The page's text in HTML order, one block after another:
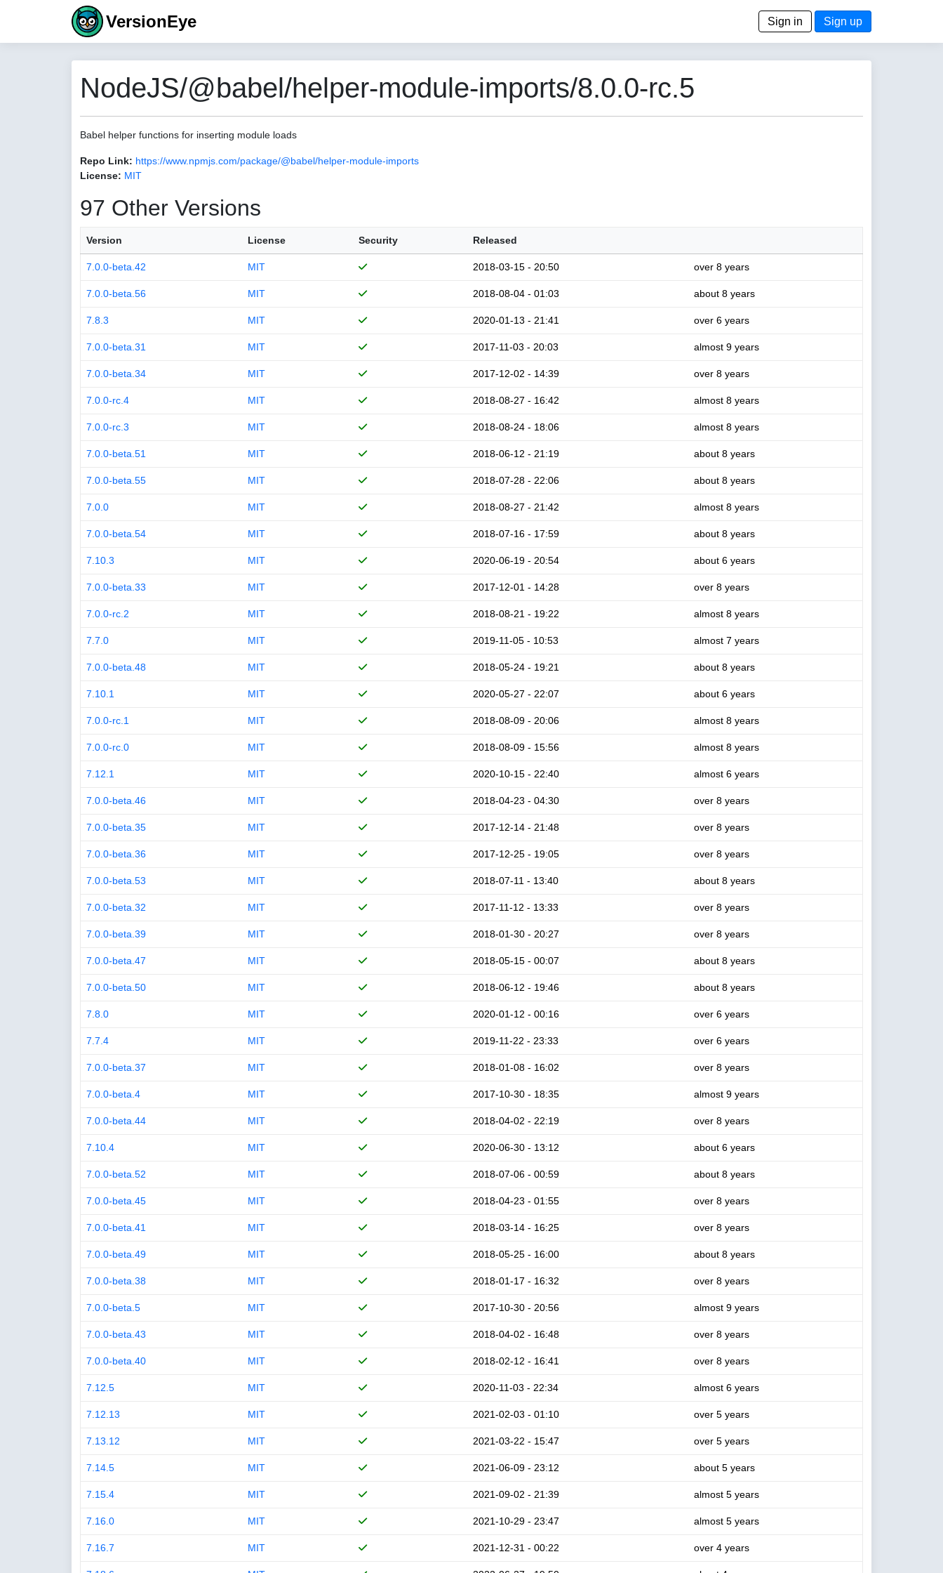
VersionEye Sign in Sign up
NodeJS/@babel/helper-module-imports/8.0.0-rc.5
Babel helper functions for inserting module loads
Repo Link: https://www.npmjs.com/package/@babel/helper-module-imports
License: MIT
97 Other Versions
Version License Security Released
7.0.0-beta.42 MIT 2018-03-15 - 20:50 over 8 years
7.0.0-beta.56 MIT 2018-08-04 - 01:03 about 8 years
7.8.3 MIT 2020-01-13 - 21:41 over 6 years
7.0.0-beta.31 MIT 2017-11-03 - 20:03 almost 9 years
7.0.0-beta.34 MIT 2017-12-02 - 14:39 over 8 years
7.0.0-rc.4 MIT 2018-08-27 - 16:42 almost 8 years
7.0.0-rc.3 MIT 2018-08-24 - 18:06 almost 8 years
7.0.0-beta.51 MIT 2018-06-12 - 21:19 about 8 years
7.0.0-beta.55 MIT 2018-07-28 - 22:06 about 8 years
7.0.0 MIT 2018-08-27 - 21:42 almost 8 years
7.0.0-beta.54 MIT 2018-07-16 - 17:59 about 8 years
7.10.3 MIT 2020-06-19 - 20:54 about 6 years
7.0.0-beta.33 MIT 2017-12-01 - 14:28 over 8 years
7.0.0-rc.2 MIT 2018-08-21 - 19:22 almost 8 years
7.7.0 MIT 2019-11-05 - 10:53 almost 7 years
7.0.0-beta.48 MIT 2018-05-24 - 19:21 about 8 years
7.10.1 MIT 2020-05-27 - 22:07 about 6 years
7.0.0-rc.1 MIT 2018-08-09 - 20:06 almost 8 years
7.0.0-rc.0 MIT 2018-08-09 - 15:56 almost 8 years
7.12.1 MIT 2020-10-15 - 22:40 almost 6 years
7.0.0-beta.46 MIT 2018-04-23 - 04:30 over 8 years
7.0.0-beta.35 MIT 2017-12-14 - 21:48 over 8 years
7.0.0-beta.36 MIT 2017-12-25 - 19:05 over 8 years
7.0.0-beta.53 MIT 2018-07-11 - 13:40 about 8 years
7.0.0-beta.32 MIT 2017-11-12 - 13:33 over 8 years
7.0.0-beta.39 MIT 2018-01-30 - 20:27 over 8 years
7.0.0-beta.47 MIT 2018-05-15 - 00:07 about 8 years
7.0.0-beta.50 MIT 2018-06-12 - 19:46 about 8 years
7.8.0 MIT 2020-01-12 - 00:16 over 6 years
7.7.4 MIT 2019-11-22 - 23:33 over 6 years
7.0.0-beta.37 MIT 2018-01-08 - 16:02 over 8 years
7.0.0-beta.4 MIT 2017-10-30 - 18:35 almost 9 years
7.0.0-beta.44 MIT 2018-04-02 - 22:19 over 8 years
7.10.4 MIT 2020-06-30 - 13:12 about 6 years
7.0.0-beta.52 MIT 2018-07-06 - 00:59 about 8 years
7.0.0-beta.45 MIT 2018-04-23 - 01:55 over 8 years
7.0.0-beta.41 MIT 2018-03-14 - 16:25 over 8 years
7.0.0-beta.49 MIT 2018-05-25 - 16:00 about 8 years
7.0.0-beta.38 MIT 2018-01-17 - 16:32 over 8 years
7.0.0-beta.5 MIT 2017-10-30 - 20:56 almost 9 years
7.0.0-beta.43 MIT 2018-04-02 - 16:48 over 8 years
7.0.0-beta.40 MIT 2018-02-12 - 16:41 over 8 years
7.12.5 MIT 2020-11-03 - 22:34 almost 6 years
7.12.13 MIT 2021-02-03 - 01:10 over 5 years
7.13.12 MIT 2021-03-22 - 15:47 over 5 years
7.14.5 MIT 2021-06-09 - 23:12 about 5 years
7.15.4 MIT 2021-09-02 - 21:39 almost 5 years
7.16.0 MIT 2021-10-29 - 23:47 almost 5 years
7.16.7 MIT 2021-12-31 - 00:22 over 4 years